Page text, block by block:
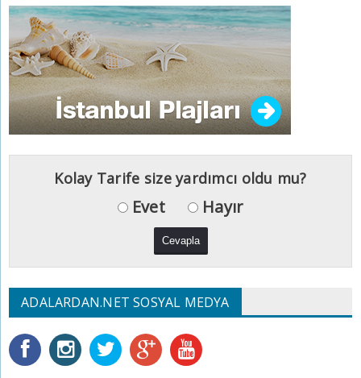
Kolay Tarife size yardımcı oldu mu?
Evet Hayır
ADALARDAN.NET SOSYAL MEDYA